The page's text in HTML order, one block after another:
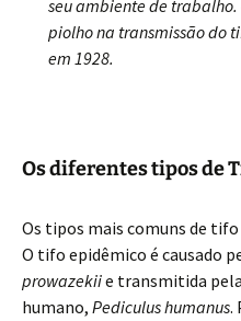
seu ambiente de
piolho na transmissão do
em 1928.
Os diferentes tipos de
Os tipos mais comuns de
O tifo epidêmico é causado
prowazekiie transmitida
humano, Pediculus humanus.